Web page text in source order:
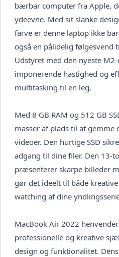
bærbar computer fra Apple,
ydeevne. Med sit slanke
farve er denne laptop ikke
også en pålidelig følgesvend
Udstyret med den nyeste
imponerende hastighed og
multitasking til en leg.
Med 8 GB RAM og 512 GB
masser af plads til at gemme
videoer. Den hurtige SSD
adgang til dine filer. Den 13-
præsenterer skarpe billeder
gør det ideelt til både
watching af dine
MacBook Air 2022
professionelle og kreative
design og funktionalitet.